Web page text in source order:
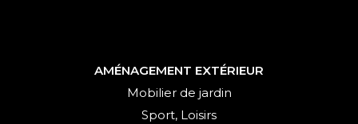
AMÉNAGEMENT EXTÉRIEUR
Mobilier de jardin
Sport, Loisirs